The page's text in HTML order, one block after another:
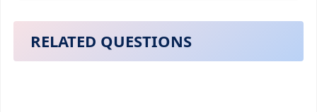
RELATED QUESTIONS